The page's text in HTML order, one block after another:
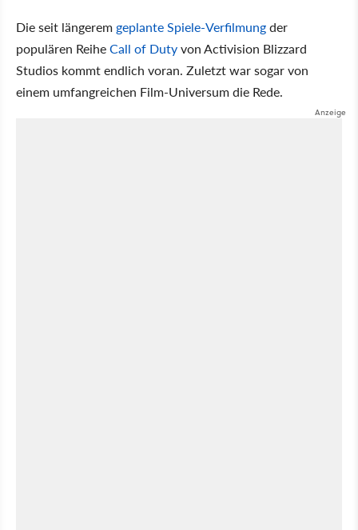
Die seit längerem geplante Spiele-Verfilmungder
populären ReiheCall of Dutyvon Activision Blizzard
Studios kommt endlich voran. Zuletzt war sogar von
einem umfangreichen Film-Universum die Rede.